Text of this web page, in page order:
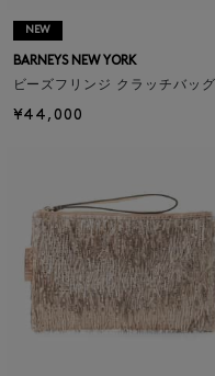
NEW
BARNEYS NEW YORK
ビーズフリンジ クラッチバッグ
¥44,000